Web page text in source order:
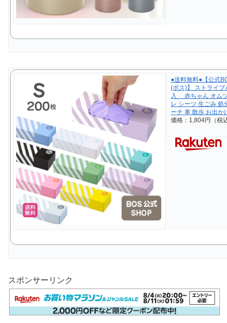
●送料無料●【公式
(ボス)】 ストライ
入 赤ちゃん オム
レ シーツ 生ごみ 処
ーチ 車 散歩 お出か
価格：1,804円（税
スポンサーリンク